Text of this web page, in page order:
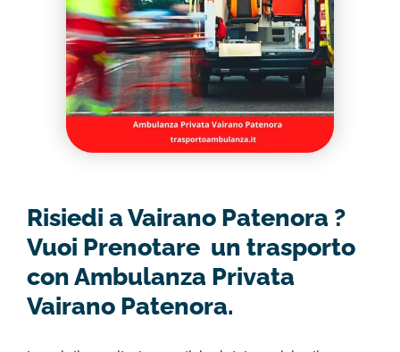
Risiedi a Vairano Patenora ?
Vuoi Prenotare un trasporto
con Ambulanza Privata
Vairano Patenora.